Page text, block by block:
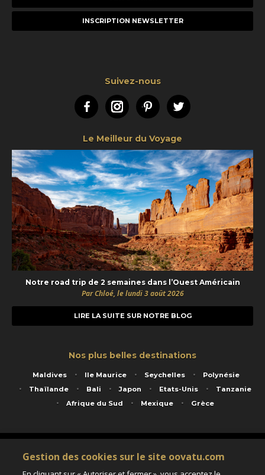
e-
Suivez-nous
FacebookInstagramPinterestTwitter
Le Meilleur du Voyage
Notre road trip de 2 semaines dans l’Ouest Américain
Par Chloé, le lundi 3 août 2026
LIRE LA SUITE SUR NOTRE BLOG
Nos plus belles destinations
Maldives Ile Maurice Seychelles
Polynésie
Thaïlande
Bali Japon Etats-Unis
Tanzanie
Afrique du Sud
Mexique Grèce
Service animé par Nautil Voyages - 22 rue Georges Picquart 75017 Paris - S.A.S
au capital de 155 696 euros - RCS Paris B 423 671 973 - Code APE 7911Z
Matricule Atout France IM075100020 - Garantie financière Groupama - Agrément IATA
Gestion des cookies sur le site oovatu.com